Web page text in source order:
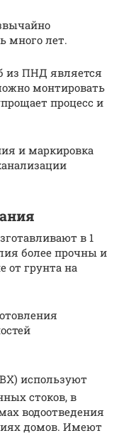
много лет.
из ПНД является
монтировать
процесс и
и маркировка
в 1
более прочны и
от грунта на
используют
стоков, в
водоотведения
домов. Имеют